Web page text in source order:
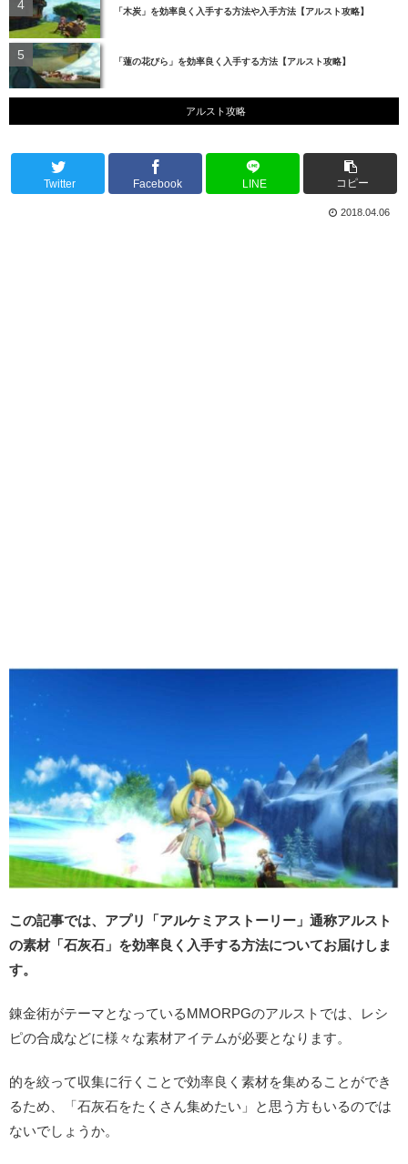
「木炭」を効率良く入手する方法や入手方法【アルスト攻略】
「蓮の花びら」を効率良く入手する方法【アルスト攻略】
アルスト攻略
Twitter Facebook LINE コピー
2018.04.06
この記事では、アプリ「アルケミアストーリー」通称アルスト
の素材「石灰石」を効率良く入手する方法についてお届けしま
す。
錬金術がテーマとなっているMMORPGのアルストでは、レシ
ピの合成などに様々な素材アイテムが必要となります。
的を絞って収集に行くことで効率良く素材を集めることができ
るため、「石灰石をたくさん集めたい」と思う方もいるのでは
ないでしょうか。